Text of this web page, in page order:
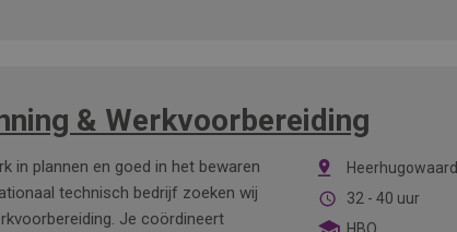
& Werkvoorbereiding
Heerhugowaard
32 - 40 uur
in plannen en goed in het bewaren
technisch bedrijf zoeken wij
Je coördineert